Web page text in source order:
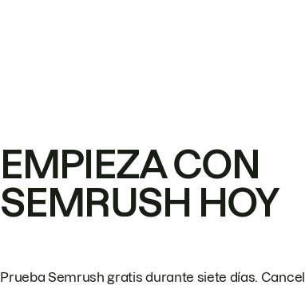
EMPIEZA CON
SEMRUSH HOY
Prueba Semrush gratis durante siete días.